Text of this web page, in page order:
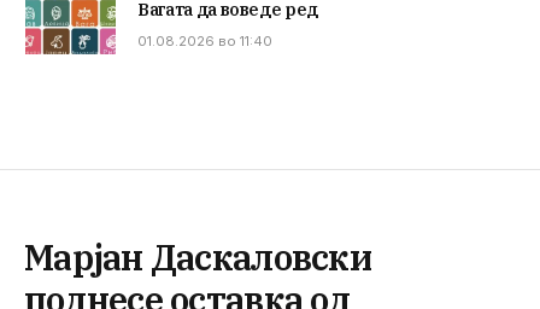
Вагата да воведе ред
01.08.2026 во 11:40
Марјан Даскаловски
поднесе оставка од